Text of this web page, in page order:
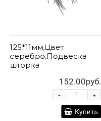
125*11мм,Цвет
серебро,Подвеска
шторка
152.00руб.
+
-
Купить